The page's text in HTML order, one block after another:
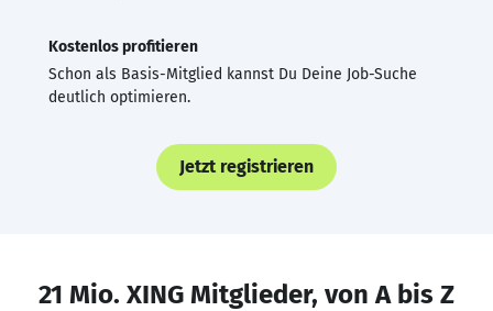
Kostenlos profitieren
Schon als Basis-Mitglied kannst Du Deine Job-Suche
deutlich optimieren.
Jetzt registrieren
21 Mio. XING Mitglieder, von A bis Z